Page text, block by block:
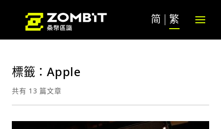
简 繁
標籤：Apple
共有 13 篇文章